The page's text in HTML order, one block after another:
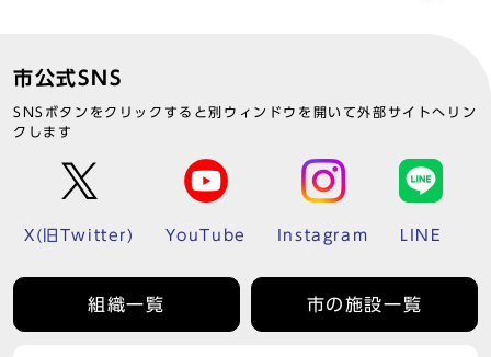
市公式SNS
SNSボタンをクリックすると別ウィンドウを開いて外部サイトへリン
クします
X(旧Twitter) YouTube Instagram LINE
組織一覧 市の施設一覧